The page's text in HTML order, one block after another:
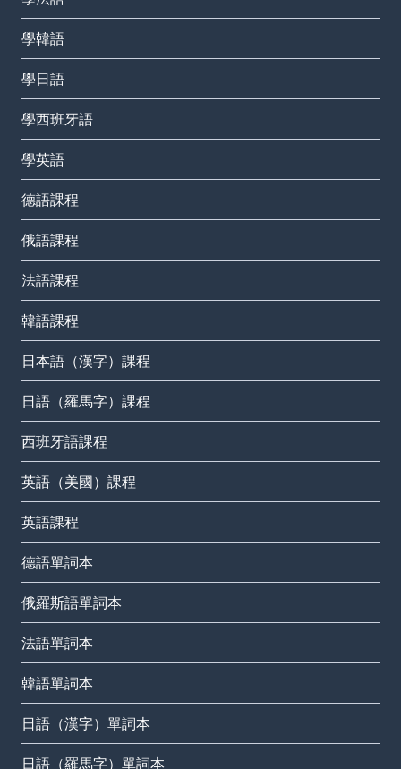
學韓語
學日語
學西班牙語
學英語
德語課程
俄語課程
法語課程
韓語課程
日本語（漢字）課程
日語（羅馬字）課程
西班牙語課程
英語（美國）課程
英語課程
德語單詞本
俄羅斯語單詞本
法語單詞本
韓語單詞本
日語（漢字）單詞本
日語（羅馬字）單詞本